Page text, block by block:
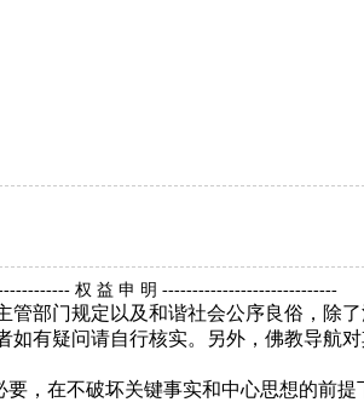
权 益 申 明 -----------------------------
管部门规定以及和谐社会公序良俗，除
有疑问请自行核实。另外，佛教导航
，在不破坏关键事实和中心思想的前